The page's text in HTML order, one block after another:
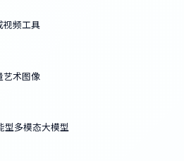
视频工具
艺术图像
型多模态大模型